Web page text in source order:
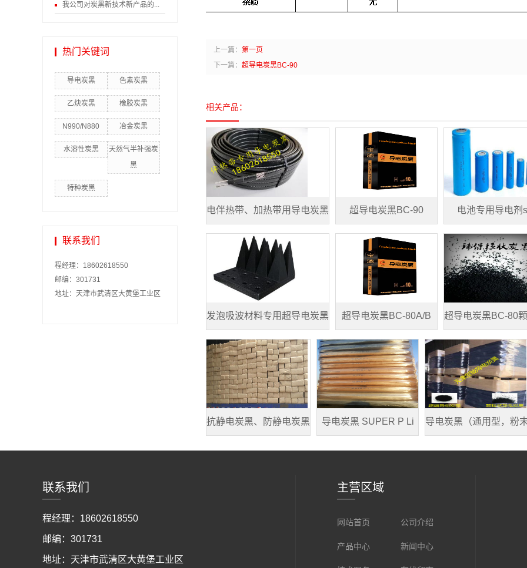
我公司对炭黑新技术新产品的...
热门关键词
导电炭黑 色素炭黑
乙炔炭黑 橡胶炭黑
N990/N880 冶金炭黑
水溶性炭黑
天然气半补强炭
黑
特种炭黑
联系我们
程经理：18602618550
邮编：301731
地址：天津市武清区大黄堡工业区
上一篇： 第一页
下一篇： 超导电炭黑BC-90
相关产品：
电伴热带、加热带用导电炭黑 超导电炭黑BC-90 电池专用导电剂
发泡吸波材料专用超导电炭黑 超导电炭黑BC-80A/B 超导电炭黑BC-80
抗静电炭黑、防静电炭黑 导电炭黑 SUPER P Li 导电炭黑（通用型，粉
联系我们
程经理：18602618550
邮编：301731
地址：天津市武清区大黄堡工业区
主营区域
网站首页 公司介绍
产品中心 新闻中心